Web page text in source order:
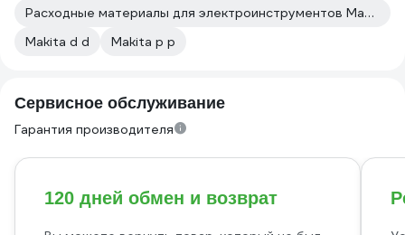
Расходные материалы для электроинструментов Makita
Makita d d
Makita p p
Сервисное обслуживание
Гарантия производителя
120 дней обмен и возврат